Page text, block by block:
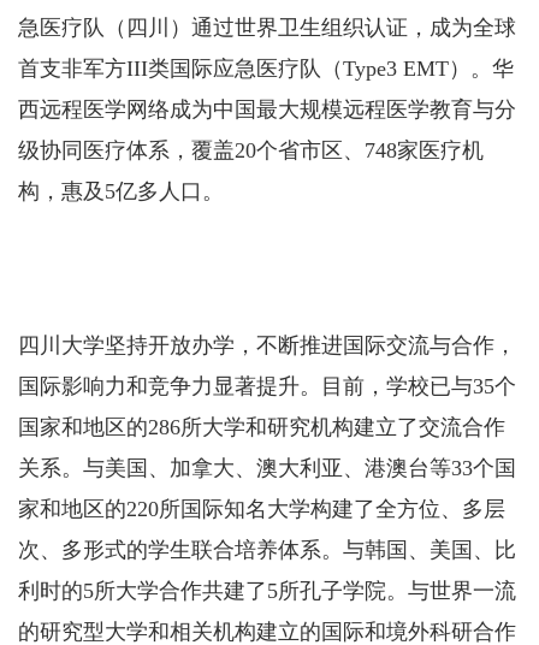
急医疗队（四川）通过世界卫生组织认证，成为全球
首支非军方III类国际应急医疗队（Type3 EMT）。华
西远程医学网络成为中国最大规模远程医学教育与分
级协同医疗体系，覆盖20个省市区、748家医疗机
构，惠及5亿多人口。
四川大学坚持开放办学，不断推进国际交流与合作，
国际影响力和竞争力显著提升。目前，学校已与35个
国家和地区的286所大学和研究机构建立了交流合作
关系。与美国、加拿大、澳大利亚、港澳台等33个国
家和地区的220所国际知名大学构建了全方位、多层
次、多形式的学生联合培养体系。与韩国、美国、比
利时的5所大学合作共建了5所孔子学院。与世界一流
的研究型大学和相关机构建立的国际和境外科研合作